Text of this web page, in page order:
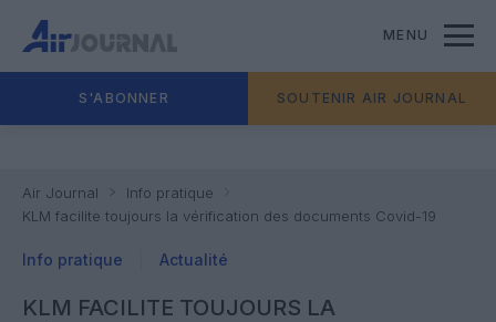
MENU
S'ABONNER SOUTENIR AIR JOURNAL
Air Journal
Info pratique
KLM facilite toujours la vérification des documents Covid-19
Info pratique Actualité
KLM FACILITE TOUJOURS LA